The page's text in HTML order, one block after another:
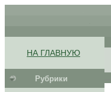
НА ГЛАВНУЮ
Рубрики